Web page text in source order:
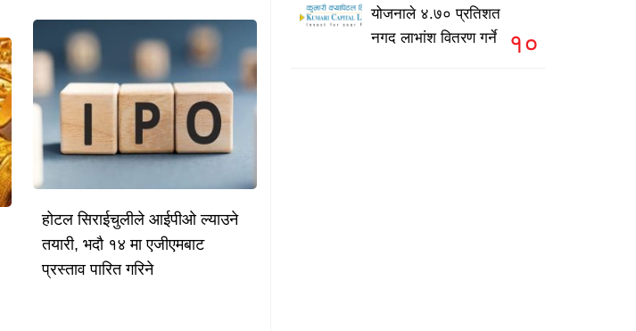
होटल सिराईचुलीले आईपीओ ल्याउने
तयारी, भदौ १४ मा एजीएमबाट
प्रस्ताव पारित गरिने
योजनाले ४.७० प्रतिशत
नगद लाभांश वितरण गर्ने
१०